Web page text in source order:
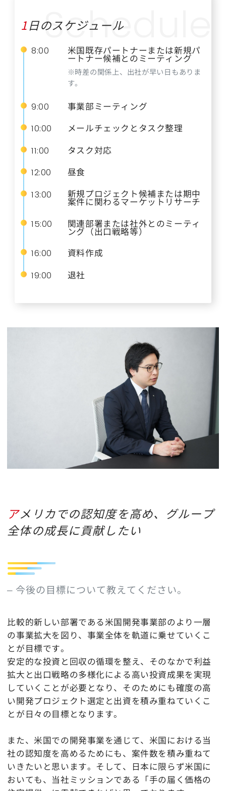
1日のスケジュール
8:00 米国既存パートナーまたは新規パ
ートナー候補とのミーティング
※時差の関係上、出社が早い日もありま
す。
9:00
事業部ミーティング
10:00
メールチェックとタスク整理
11:00
タスク対応
12:00
昼食
13:00
新規プロジェクト候補または期中
案件に関わるマーケットリサーチ
15:00
関連部署または社外とのミーティ
ング（出口戦略等）
16:00
資料作成
19:00
退社
アメリカでの認知度を高め、グループ
全体の成長に貢献したい
– 今後の目標について教えてください。
比較的新しい部署である米国開発事業部のより一層
の事業拡大を図り、事業全体を軌道に乗せていくこ
とが目標です。
安定的な投資と回収の循環を整え、そのなかで利益
拡大と出口戦略の多様化による高い投資成果を実現
していくことが必要となり、そのためにも確度の高
い開発プロジェクト選定と出資を積み重ねていくこ
とが日々の目標となります。
また、米国での開発事業を通じて、米国における当
社の認知度を高めるためにも、案件数を積み重ねて
いきたいと思います。そして、日本に限らず米国に
おいても、当社ミッションである「手の届く価格の